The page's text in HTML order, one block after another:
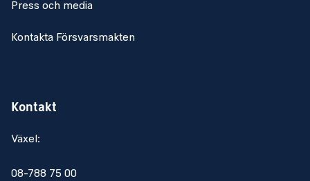
Press och media
Kontakta Försvarsmakten
Kontakt
Växel:
08-788 75 00